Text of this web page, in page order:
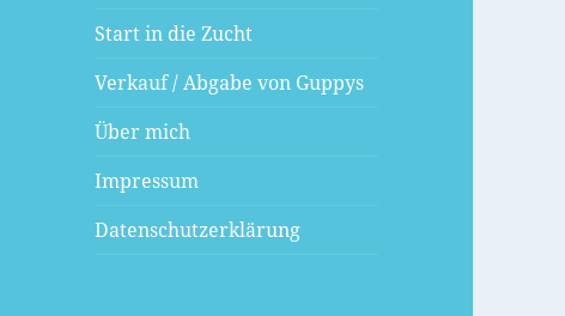
Start in die Zucht
Verkauf / Abgabe von Guppys
Über mich
Impressum
Datenschutzerklärung